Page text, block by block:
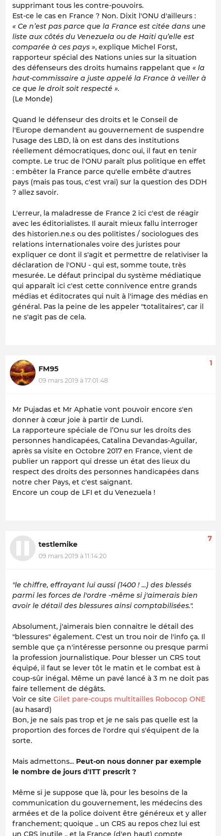
supprimant tous les contre-pouvoirs.
Est-ce le cas en France ? Non. Dixit l'ONU d'ailleurs :
« Ce n’est pas parce que la France est citée dans une
liste aux côtés du Venezuela ou de Haïti qu’elle est
comparée à ces pays », explique Michel Forst,
rapporteur spécial des Nations unies sur la situation
des défenseurs des droits humains rappelant que « la
haut-commissaire a juste appelé la France à veiller à
ce que le droit soit respecté ».
(Le Monde)
Quand le défenseur des droits et le Conseil de
l'Europe demandent au gouvernement de suspendre
l'usage des LBD, là on est dans des institutions
réellement démocratiques, donc oui, il faut en tenir
compte. Le truc de l'ONU paraît plus politique en effet
: embêter la France parce qu'elle embête d'autres
pays (mais pas tous, c'est vrai) sur la question des DDH
? allez savoir.
L'erreur, la maladresse de France 2 ici c'est de réagir
avec les éditorialistes. Il aurait mieux fallu interroger
des historien.ne.s ou des politistes / sociologues des
relations internationales voire des juristes pour
expliquer ce dont il s'agit et permettre de relativiser la
déclaration de l'ONU - qui est, somme toute, très
mesurée. Le défaut principal du système médiatique
qui apparaît ici c'est cette connivence entre grands
médias et éditocrates qui nuit à l'image des médias en
général. Pas la peine de les appeler "totalitaires", car il
ne s'agit pas de cela.
FM95
09 mars 2019 à 17:01:48
1
Mr Pujadas et Mr Aphatie vont pouvoir encore s'en
donner à cœur joie à partir de Lundi.
La rapporteure spéciale de l’Onu sur les droits des
personnes handicapées, Catalina Devandas-Aguilar,
après sa visite en Octobre 2017 en France, vient de
publier un rapport qui dresse un état des lieux du
respect des droits des personnes handicapées dans
notre cher Pays, et c'est saignant.
Encore un coup de LFI et du Venezuela !
testlemike
09 mars 2019 à 11:14:20
7
"le chiffre, effrayant lui aussi (1400 ! ...) des blessés
parmi les forces de l'ordre -même si j'aimerais bien
avoir le détail des blessures ainsi comptabilisées.".
Absolument, j'aimerais bien connaitre le détail des
"blessures" également. C'est un trou noir de l'info ça. Il
semble que ça n'intéresse personne ou presque parmi
la profession journalistique. Pour blesser un CRS tout
équipé, il faut se lever tôt le matin et le combat est à
coup-sûr inégal. Même un pavé lancé à 3 m ne doit pas
faire tellement de dégâts.
Voir ce site Gilet pare-coups multitailles Robocop ONE
(au hasard)
Bon, je ne sais pas trop et je ne sais pas quelle est la
proportion des forces de l'ordre qui s'équipent de la
sorte.
Mais admettons... Peut-on nous donner par exemple
le nombre de jours d'ITT prescrit ?
Même si je suppose que là, pour les besoins de la
communication du gouvernement, les médecins des
armées et de la police doivent être généreux et y aller
franchement; quoique .. un CRS au repos chez lui est
un CRS inutile .. et la France (d'en haut) compte